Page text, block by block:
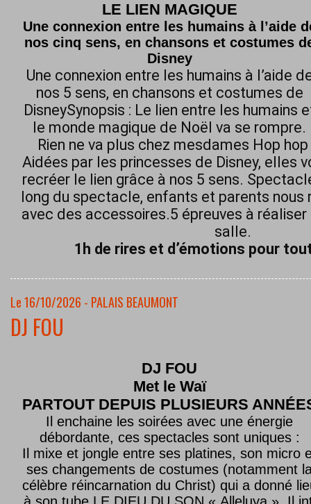
LE LIEN MAGIQUE
Une connexion entre les humains à l’aide
nos cinq sens, en chansons et costumes
Disney
Une connexion entre les humains à l’aide
nos 5 sens, en chansons et costumes de
DisneySynopsis : Le lien entre les humains
le monde magique de Noël va se rompre.
Rien ne va plus chez mesdames Hop
Aidées par les princesses de Disney, elles
recréer le lien grâce à nos 5 sens.
long du spectacle, enfants et parents nous
avec des accessoires.5 épreuves à
salle.
1h de rires et d’émotions pour
Le 16/10/2026 - PALAIS BEAUMONT
DJ FOU
DJ FOU
Met le Waï
PARTOUT DEPUIS PLUSIEURS
Il enchaine les soirées avec une énergie
débordante, ces spectacles sont uniques :
Il mixe et jongle entre ses platines, son micro
ses changements de costumes (notamment
célèbre réincarnation du Christ) qui a donné